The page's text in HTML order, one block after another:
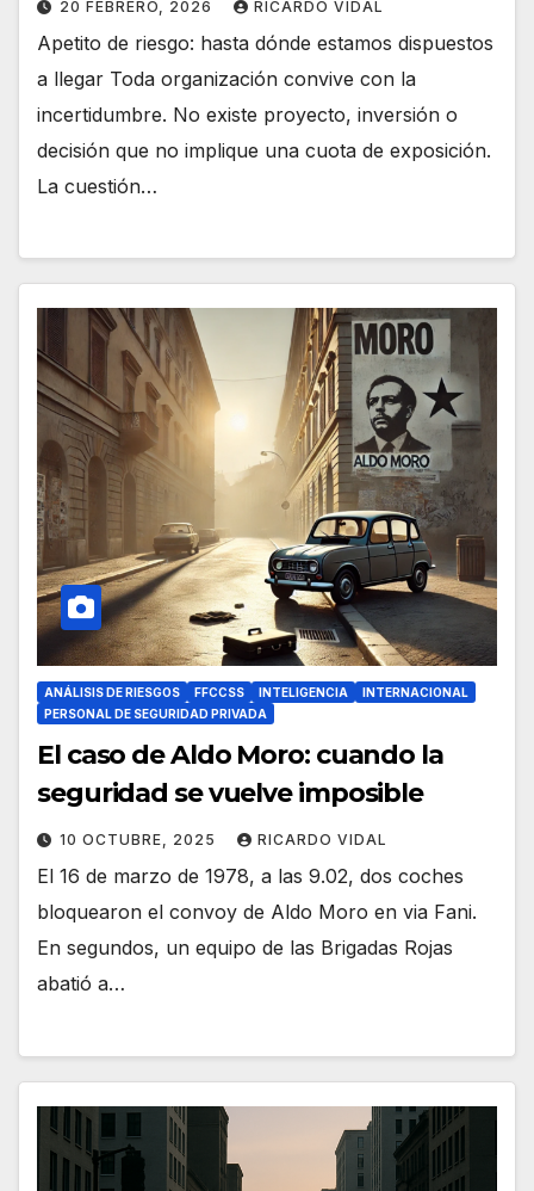
20 FEBRERO, 2026 RICARDO VIDAL
Apetito de riesgo: hasta dónde estamos dispuestos
a llegar Toda organización convive con la
incertidumbre. No existe proyecto, inversión o
decisión que no implique una cuota de exposición.
La cuestión…
ANÁLISIS DE RIESGOS FFCCSS INTELIGENCIA
INTERNACIONAL
PERSONAL DE SEGURIDAD PRIVADA
El caso de Aldo Moro: cuando la
seguridad se vuelve imposible
10 OCTUBRE, 2025 RICARDO VIDAL
El 16 de marzo de 1978, a las 9.02, dos coches
bloquearon el convoy de Aldo Moro en via Fani.
En segundos, un equipo de las Brigadas Rojas
abatió a…